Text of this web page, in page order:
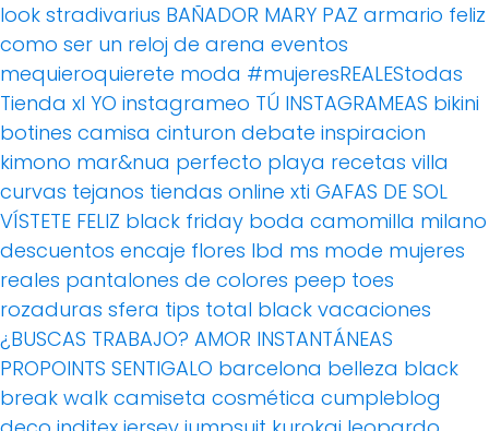
look stradivarius BAÑADOR MARY PAZ armario feliz
como ser un reloj de arena eventos
mequieroquierete moda #mujeresREALEStodas
Tienda xl YO instagrameo TÚ INSTAGRAMEAS bikini
botines camisa cinturon debate inspiracion
kimono mar&nua perfecto playa recetas villa
curvas tejanos tiendas online xti GAFAS DE SOL
VÍSTETE FELIZ black friday boda camomilla milano
descuentos encaje flores lbd ms mode mujeres
reales pantalones de colores peep toes
rozaduras sfera tips total black vacaciones
¿BUSCAS TRABAJO? AMOR INSTANTÁNEAS
PROPOINTS SENTIGALO barcelona belleza black
break walk camiseta cosmética cumpleblog